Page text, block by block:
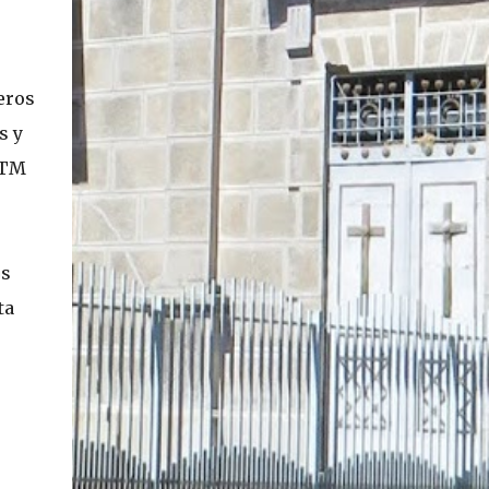
y
En concreto, las personas podrán acceder a
su carnet y/o pasaporte en una aplicación
móvil del Registro Civil, la cual estará
disponible en iOS y Android. El director del
Registro Civil, Omar Morales, detalló que
"quien renueve a partir del 16 de diciembre,
va a poder sacar cédula de identidad digital
y pasaporte digital. Van a tener la
funcionalidad en su celular a partir de una
app especial, que va a permitir que a través
de pruebas de vida se asegure que la
persona es quien dice ser". Morales también
detalló, en el matinal "Mucho Gusto" de
Mega, las importantes medidas de
seguridad ...